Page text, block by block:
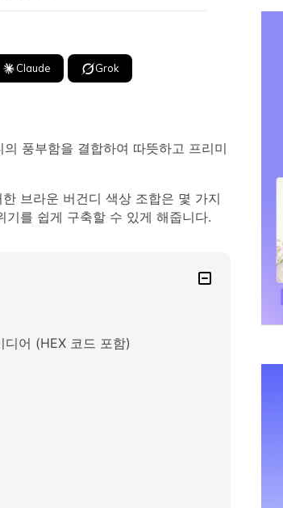
Claude Grok
풍부함을 결합하여 따뜻하고 프리미
브라운 버건디 색상 조합은 몇 가지
를 쉽게 구축할 수 있게 해줍니다.
어 (HEX 코드 포함)